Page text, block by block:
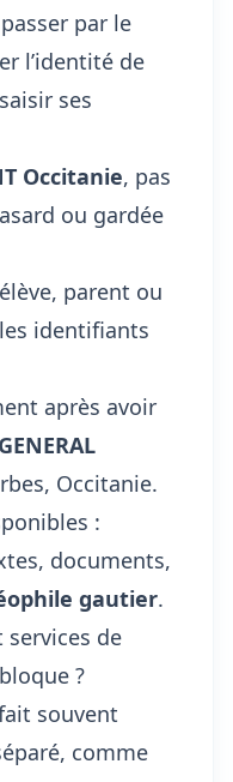
par le
l’identité de
ses
Occitanie, pas
ou gardée
parent ou
identifiants
après avoir
Occitanie.
:
documents,
gautier.
services de
?
souvent
comme